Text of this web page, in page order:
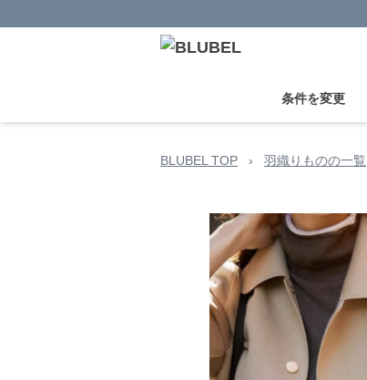
条件を変更
BLUBEL TOP › 羽織りものの一覧